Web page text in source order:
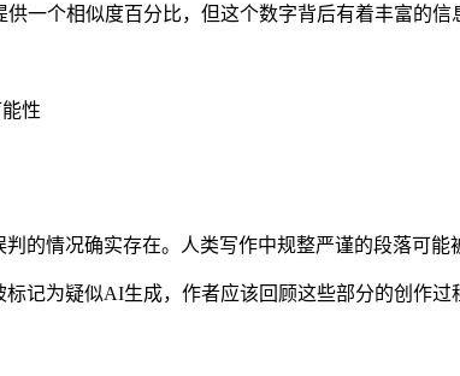
一个相似度百分比，但这个数字背后有着丰富的信
性
的情况确实存在。人类写作中规整严谨的段落可
记为疑似AI生成，作者应该回顾这些部分的创作过